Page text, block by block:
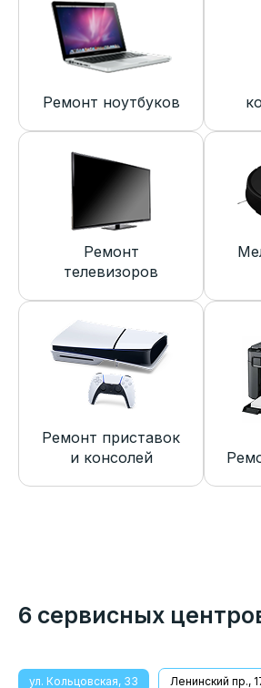
Ремонт ноутбуков
Ремонт
телевизоров
Ремонт приставок
и консолей
6 сервисных
ул. Кольцовская, 33 Ленинский пр.,